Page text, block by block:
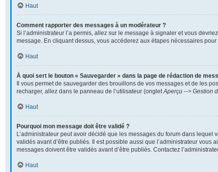
Haut
Comment rapporter des messages à un modérateur ?
Si l’administrateur l’a permis, allez sur le message à signaler et vous
message. En cliquant dessus, vous accéderez aux étapes nécessaires pour
Haut
À quoi sert le bouton « Sauvegarder » dans la page de rédaction de
Il vous permet de sauvegarder des brouillons de vos messages et de les
recharger, allez dans le panneau de l’utilisateur (ongletAperçu --> Gestion
Haut
Pourquoi mon message doit être validé ?
L’administrateur peut avoir décidé que les messages du forum dans lequel
validés avant d’être publiés. Il est possible aussi que l’administrateur vous
messages doivent être validés avant d’être publiés. Contactez
Haut